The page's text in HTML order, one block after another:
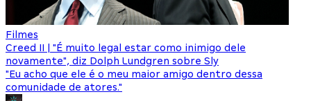
Filmes
Creed II | "É muito legal estar como inimigo dele
novamente", diz Dolph Lundgren sobre Sly
"Eu acho que ele é o meu maior amigo dentro dessa
comunidade de atores."